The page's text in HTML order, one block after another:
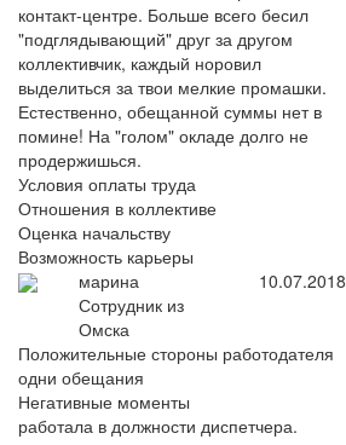
контакт-центре. Больше всего бесил
"подглядывающий" друг за другом
коллективчик, каждый норовил
выделиться за твои мелкие промашки.
Естественно, обещанной суммы нет в
помине! На "голом" окладе долго не
продержишься.
Условия оплаты труда
Отношения в коллективе
Оценка начальству
Возможность карьеры
марина
Сотрудник из
Омска
10.07.2018
Положительные стороны работодателя
одни обещания
Негативные моменты
работала в должности диспетчера.